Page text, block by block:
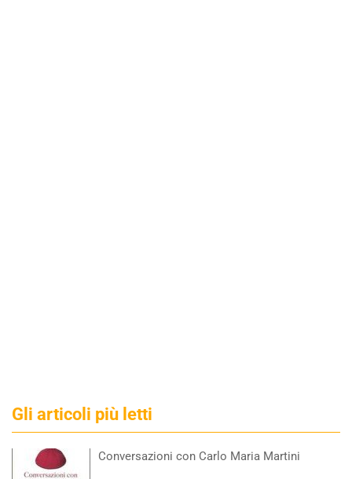
Gli articoli più letti
Conversazioni con Carlo Maria Martini